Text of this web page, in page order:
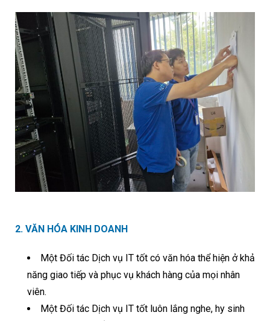
2. VĂN HÓA KINH DOANH
Một Đối tác Dịch vụ IT tốt có văn hóa thể hiện ở khả
năng giao tiếp và phục vụ khách hàng của mọi nhân
viên.
Một Đối tác Dịch vụ IT tốt luôn lắng nghe, hy sinh